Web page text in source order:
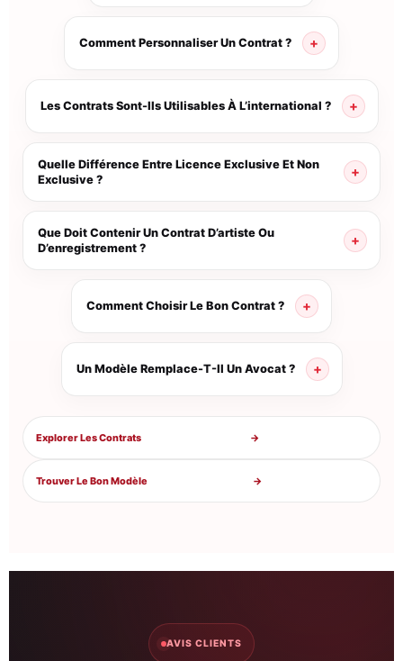
Comment Personnaliser Un Contrat ?
Les Contrats Sont-Ils Utilisables À L’international ?
Quelle Différence Entre Licence Exclusive Et Non
Exclusive ?
Que Doit Contenir Un Contrat D’artiste Ou
D’enregistrement ?
Comment Choisir Le Bon Contrat ?
Un Modèle Remplace-T-Il Un Avocat ?
Explorer Les Contrats →
Trouver Le Bon Modèle →
AVIS CLIENTS